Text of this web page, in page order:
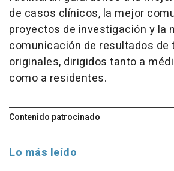
de casos clínicos, la mejor
proyectos de investigación y la
comunicación de resultados de
originales, dirigidos tanto a
como a residentes.
Contenido patrocinado
Lo más leído